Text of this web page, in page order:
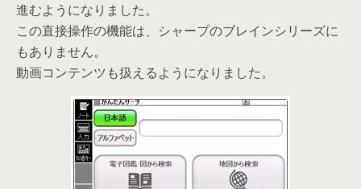
進むようになりました。
この直接操作の機能は、シャープのブレインシリーズに
もありません。
動画コンテンツも扱えるようになりました。